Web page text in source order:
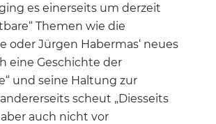
es einerseits um derzeit
Themen wie die
oder Jürgen Habermas‘ neues
eine Geschichte der
und seine Haltung zur
scheut „Diesseits
auch nicht vor